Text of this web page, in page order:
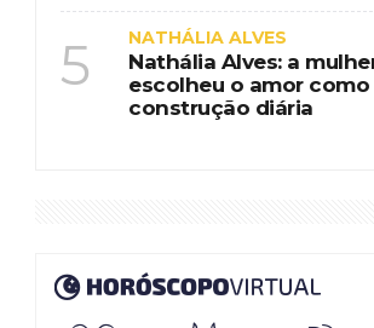
5 NATHÁLIA ALVES
Nathália Alves: a
escolheu o amor como
construção diária